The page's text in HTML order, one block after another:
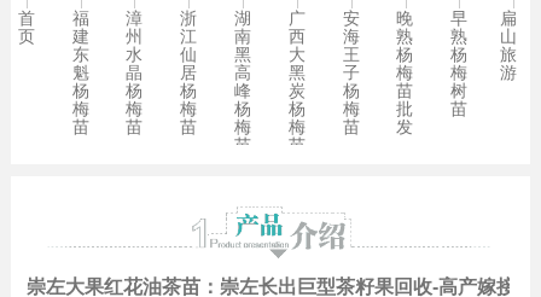
首
页
福
建
东
魁
杨
梅
苗
漳
州
水
晶
杨
梅
苗
浙
江
仙
居
杨
梅
苗
湖
南
黑
高
峰
杨
梅
苗
广
西
大
黑
炭
杨
梅
苗
安
海
王
子
杨
梅
苗
晚
熟
杨
梅
苗
批
发
早
熟
杨
梅
树
苗
扁
山
旅
游
崇左大果红花油茶苗：崇左长出巨型茶籽果回收-高产嫁接茶